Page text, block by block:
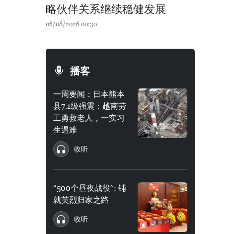
略伙伴关系继续稳健发展
06/08/2026 00:30
播客
一周要闻：日本熊本
县7.1级强震：越南劳
工勇救老人，一实习
生遇难
收听
“500个昼夜战役”: 铺
就英烈归家之路
收听